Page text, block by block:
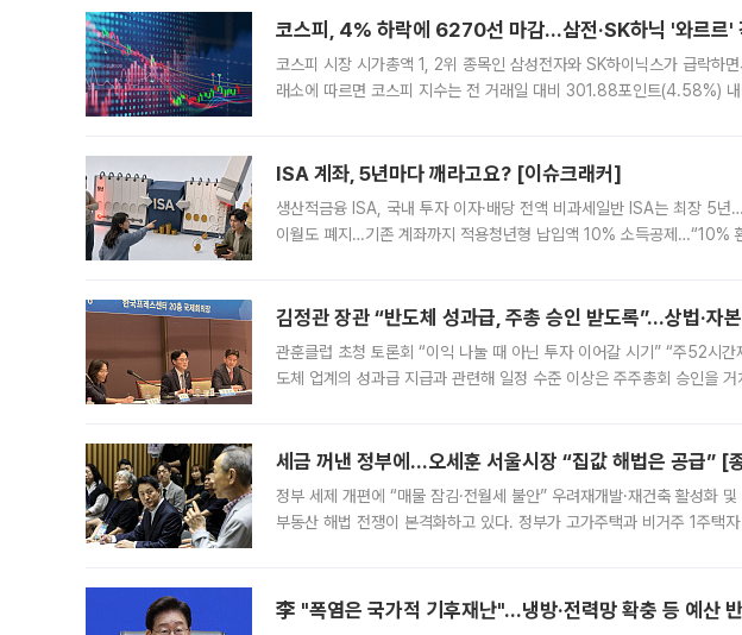
코스피, 4% 하락에 6270선 마감…삼전·SK하닉 '와르르'
코스피 시장 시가총액 1, 2위 종목인 삼성전자와 SK하이닉스가 급락하
래소에 따르면 코스피 지수는 전 거래일 대비 301.88포인트(4.58%)
ISA 계좌, 5년마다 깨라고요? [이슈크래커]
생산적금융 ISA, 국내 투자 이자·배당 전액 비과세일반 ISA는 최장 5년
이월도 폐지…기존 계좌까지 적용청년형 납입액 10% 소득공제…“10%
김정관 장관 “반도체 성과급, 주총 승인 받도록”…상법·자
관훈클럽 초청 토론회 “이익 나눌 때 아닌 투자 이어갈 시기” “주52시
도체 업계의 성과급 지급과 관련해 일정 수준 이상은 주주총회 승인을
세금 꺼낸 정부에…오세훈 서울시장 “집값 해법은 공급” [
정부 세제 개편에 “매물 잠김·전월세 불안” 우려재개발·재건축 활성화
부동산 해법 전쟁이 본격화하고 있다. 정부가 고가주택과 비거주 1주택
李 "폭염은 국가적 기후재난"…냉방·전력망 확충 등 예산